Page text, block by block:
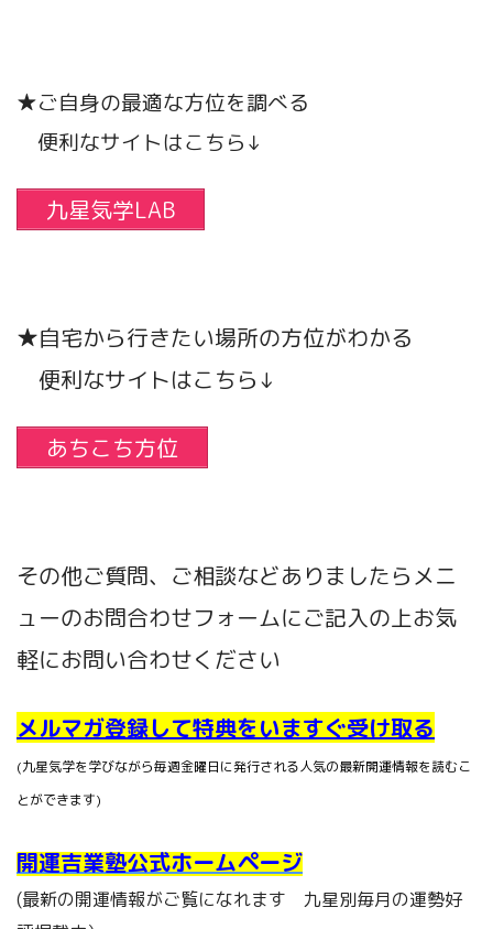
★ご自身の最適な方位を調べる
便利なサイトはこちら↓
九星気学LAB
★自宅から行きたい場所の方位がわかる
便利なサイトはこちら↓
あちこち方位
その他ご質問、ご相談などありましたらメニ
ューのお問合わせフォームにご記入の上お気
軽にお問い合わせください
メルマガ登録して特典をいますぐ受け取る
(九星気学を学びながら毎週金曜日に発行される人気の最新開運情報を読むこ
とができます)
開運吉業塾公式ホームページ
(最新の開運情報がご覧になれます 九星別毎月の運勢好